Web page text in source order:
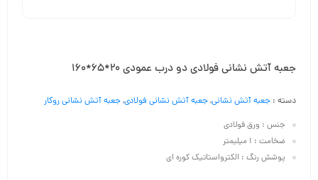
جعبه آتش نشانی فولادی دو درب عمودی 20*65*160
دسته : جعبه آتش نشانی,جعبه آتش نشانی فولادی,جعبه آتش نشانی روکار
جنس : ورق فولادی
ضخامت : ۱ میلیمتر
پوشش رنگ : الکترواستاتیک کوره ای